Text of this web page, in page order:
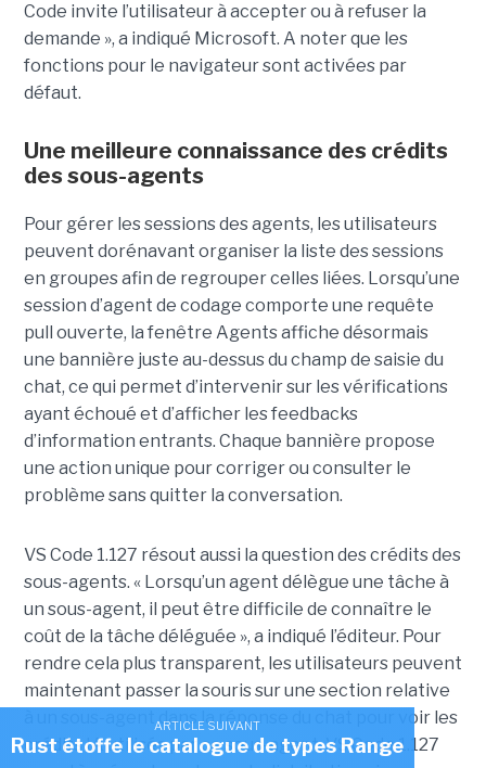
Code invite l’utilisateur à accepter ou à refuser la
demande », a indiqué Microsoft. A noter que les
fonctions pour le navigateur sont activées par
défaut.
Une meilleure connaissance des crédits
des sous-agents
Pour gérer les sessions des agents, les utilisateurs
peuvent dorénavant organiser la liste des sessions
en groupes afin de regrouper celles liées. Lorsqu’une
session d’agent de codage comporte une requête
pull ouverte, la fenêtre Agents affiche désormais
une bannière juste au-dessus du champ de saisie du
chat, ce qui permet d’intervenir sur les vérifications
ayant échoué et d’afficher les feedbacks
d’information entrants. Chaque bannière propose
une action unique pour corriger ou consulter le
problème sans quitter la conversation.
VS Code 1.127 résout aussi la question des crédits des
sous-agents. « Lorsqu’un agent délègue une tâche à
un sous-agent, il peut être difficile de connaître le
coût de la tâche déléguée », a indiqué l’éditeur. Pour
rendre cela plus transparent, les utilisateurs peuvent
maintenant passer la souris sur une section relative
à un sous-agent dans la réponse du chat pour voir les
crédits IA utilisés par ce sous-agent. VS Code 1.127
ARTICLE SUIVANT
Rust étoffe le catalogue de types Range